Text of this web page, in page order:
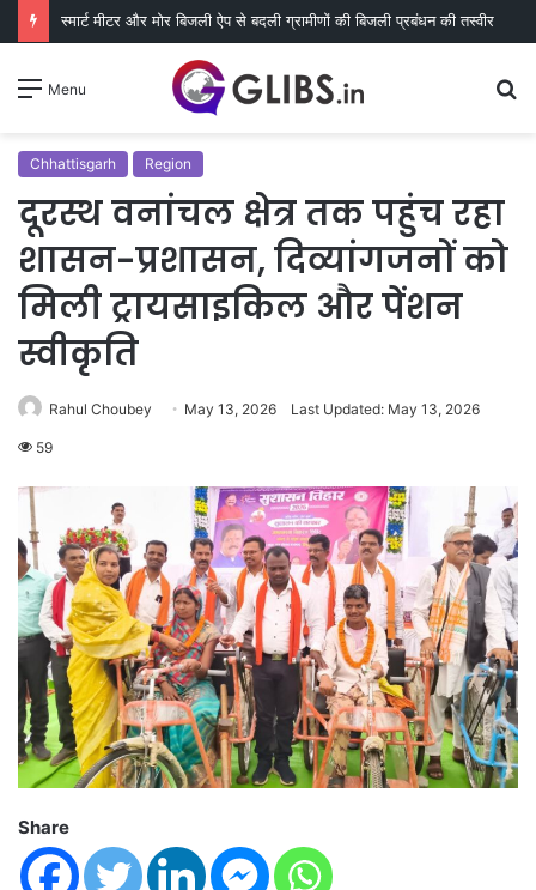
स्मार्ट मीटर और मोर बिजली ऐप से बदली ग्रामीणों की बिजली प्रबंधन की तस्वीर
Menu
Chhattisgarh Region
दूरस्थ वनांचल क्षेत्र तक पहुंच रहा
शासन-प्रशासन, दिव्यांगजनों को
मिली ट्रायसाइकिल और पेंशन
स्वीकृति
Rahul Choubey May 13, 2026 Last Updated: May 13, 2026
59
Share